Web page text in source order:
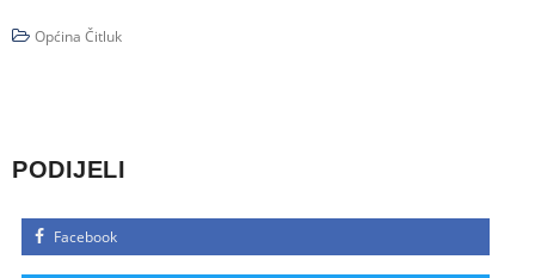
Općina Čitluk
PODIJELI
Facebook